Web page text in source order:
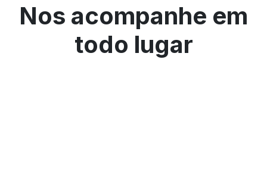
Nos acompanhe em
todo lugar